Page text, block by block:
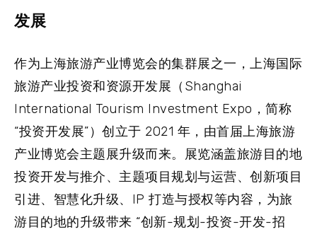
发展
作为上海旅游产业博览会的集群展之一， 上海国际
旅游产业投资和资源开发展 （Shanghai
International Tourism Investment Expo，简称
“投资开发展”）创立于 2021 年，由首届上海旅游
产业博览会主题展升级而来。展览涵盖旅游目的地
投资开发与推介、主题项目规划与运营、创新项目
引进、智慧化升级、IP 打造与授权等内容，为旅
游目的地的升级带来 “创新-规划-投资-开发-招